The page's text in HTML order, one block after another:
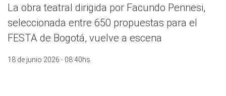
La obra teatral dirigida por Facundo Pennesi,
seleccionada entre 650 propuestas para el
FESTA de Bogotá, vuelve a escena
18 de junio 2026 - 08:40hs